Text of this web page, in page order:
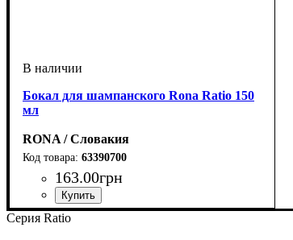
Бокал для шампанского Rona Ratio 150
мл
RONA / Словакия
63390700
163.00грн
Серия Ratio